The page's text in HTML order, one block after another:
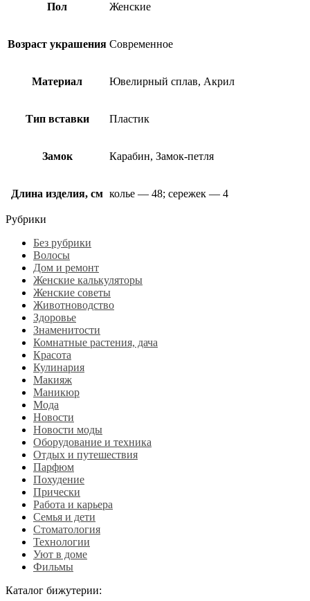
Пол Женские
Возраст украшения Современное
Материал Ювелирный сплав, Акрил
Тип вставки Пластик
Замок Карабин, Замок-петля
Длина изделия, см колье — 48; сережек — 4
Рубрики
Без рубрики
Волосы
Дом и ремонт
Женские калькуляторы
Женские советы
Животноводство
Здоровье
Знаменитости
Комнатные растения, дача
Красота
Кулинария
Макияж
Маникюр
Мода
Новости
Новости моды
Оборудование и техника
Отдых и путешествия
Парфюм
Похудение
Прически
Работа и карьера
Семья и дети
Стоматология
Технологии
Уют в доме
Фильмы
Каталог бижутерии: